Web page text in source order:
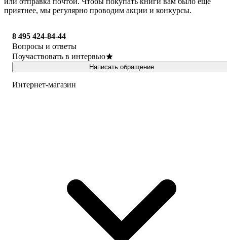
приятнее, мы регулярно проводим акции и конкурсы.
8 495 424-84-44
Вопросы и ответы
Поучаствовать в интервью
Написать обращение
Интернет-магазин